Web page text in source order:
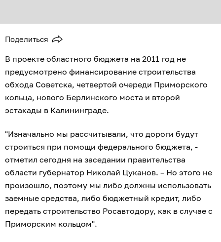
Поделиться
В проекте областного бюджета на 2011 год не
предусмотрено финансирование строительства
обхода Советска, четвертой очереди Приморского
кольца, нового Берлинского моста и второй
эстакады в Калининграде.
"Изначально мы рассчитывали, что дороги будут
строиться при помощи федерального бюджета, -
отметил сегодня на заседании правительства
области губернатор Николай Цуканов. – Но этого не
произошло, поэтому мы либо должны использовать
заемные средства, либо бюджетный кредит, либо
передать строительство Росавтодору, как в случае с
Приморским кольцом".